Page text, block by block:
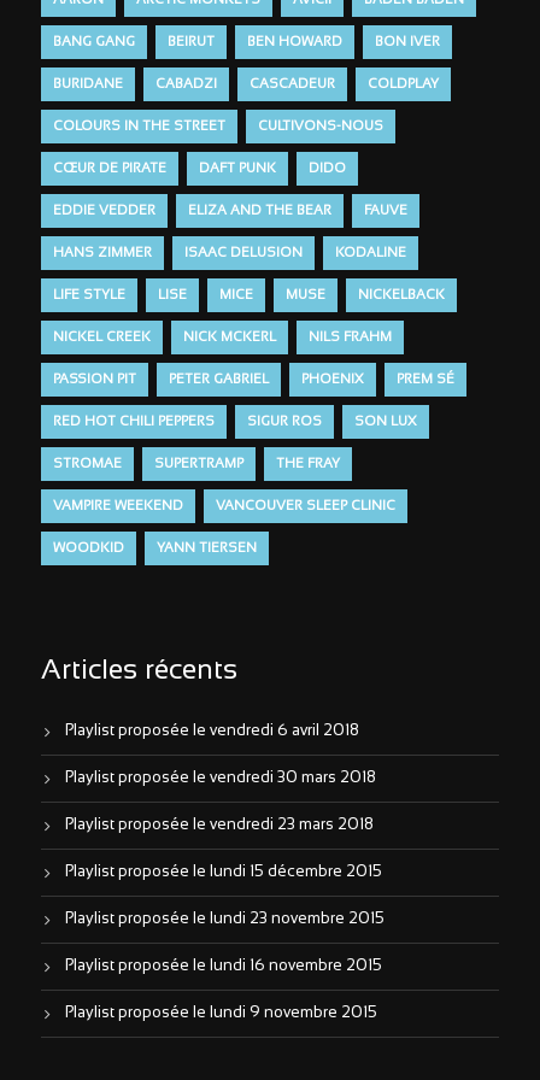
BANG GANG BEIRUT BEN HOWARD BON IVER
BURIDANE CABADZI CASCADEUR COLDPLAY
COLOURS IN THE STREET CULTIVONS-NOUS
CŒUR DE PIRATE DAFT PUNK DIDO
EDDIE VEDDER ELIZA AND THE BEAR FAUVE
HANS ZIMMER ISAAC DELUSION KODALINE
LIFE STYLE LISE MICE MUSE NICKELBACK
NICKEL CREEK NICK MCKERL NILS FRAHM
PASSION PIT PETER GABRIEL PHOENIX PREM SÉ
RED HOT CHILI PEPPERS SIGUR ROS SON LUX
STROMAE SUPERTRAMP THE FRAY
VAMPIRE WEEKEND VANCOUVER SLEEP CLINIC
WOODKID YANN TIERSEN
Articles récents
Playlist proposée le vendredi 6 avril 2018
Playlist proposée le vendredi 30 mars 2018
Playlist proposée le vendredi 23 mars 2018
Playlist proposée le lundi 15 décembre 2015
Playlist proposée le lundi 23 novembre 2015
Playlist proposée le lundi 16 novembre 2015
Playlist proposée le lundi 9 novembre 2015